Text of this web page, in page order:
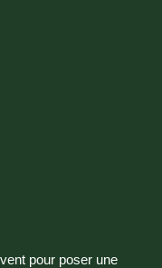
pour poser une